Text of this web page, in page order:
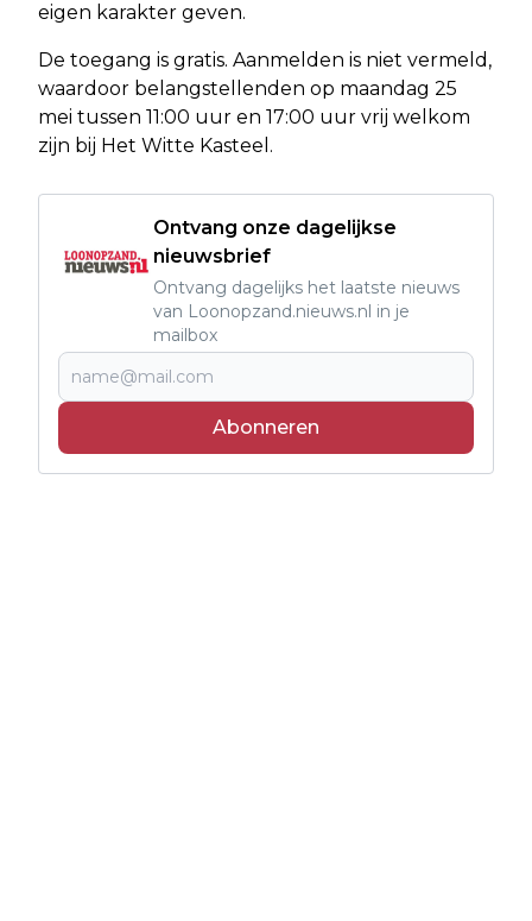
eigen karakter geven.
De toegang is gratis. Aanmelden is niet vermeld,
waardoor belangstellenden op maandag 25
mei tussen 11:00 uur en 17:00 uur vrij welkom
zijn bij Het Witte Kasteel.
Ontvang onze dagelijkse
nieuwsbrief
Ontvang dagelijks het laatste nieuws
van Loonopzand.nieuws.nl in je
mailbox
Abonneren